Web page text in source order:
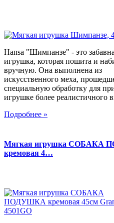
Hansa "Шимпанзе" - это
игрушка, которая пошита и
вручную. Она выполнена из
искусственного меха,
специальную обработку для
игрушке более реалистичного
Подробнее »
Мягкая игрушка СОБАКА
кремовая 4…